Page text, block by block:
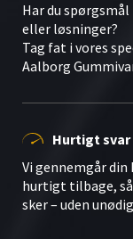
Har du
eller løsninger?
Tag fat i vores
Aalborg
Hurtigt svar
Vi gennemgår din
hurtigt tilbage, så
sker – uden